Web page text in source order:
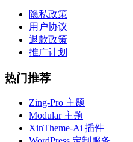
隐私政策
用户协议
退款政策
推广计划
热门推荐
Zing-Pro 主题
Modular 主题
XinTheme-Ai 插件